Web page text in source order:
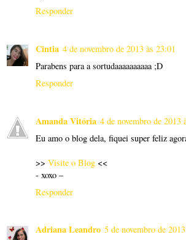
Responder
Cintia 4 de novembro de 2013 às 23:01
Parabens para a sortudaaaaaaaaaa ;D
Responder
Amanda Vitória 4 de novembro de 2013
Eu amo o blog dela, fiquei super feliz
>> Visite o Blog <<
- xoxo –
Responder
Adriana Leandro 5 de novembro de